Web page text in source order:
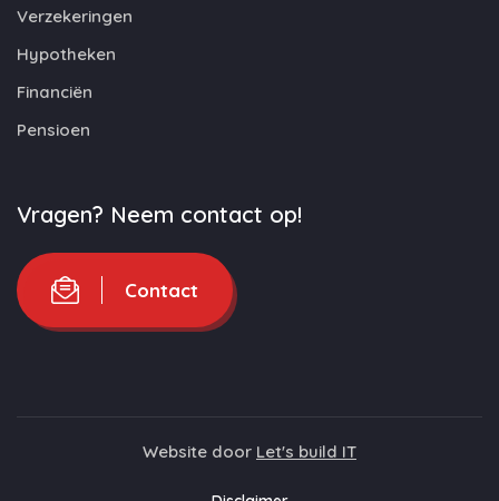
Verzekeringen
Hypotheken
Financiën
Pensioen
Vragen? Neem contact op!
Contact
Website door Let's build IT